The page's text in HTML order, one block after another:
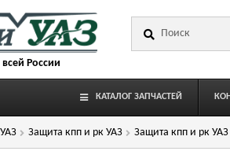
России
КАТАЛОГ ЗАПЧАСТЕЙ
Защита кпп и рк УАЗ Защита кпп и рк УАЗ